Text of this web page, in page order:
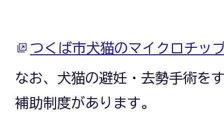
つくば市犬猫のマイクロチッ
なお、犬猫の避妊・去勢手術を
補助制度があります。